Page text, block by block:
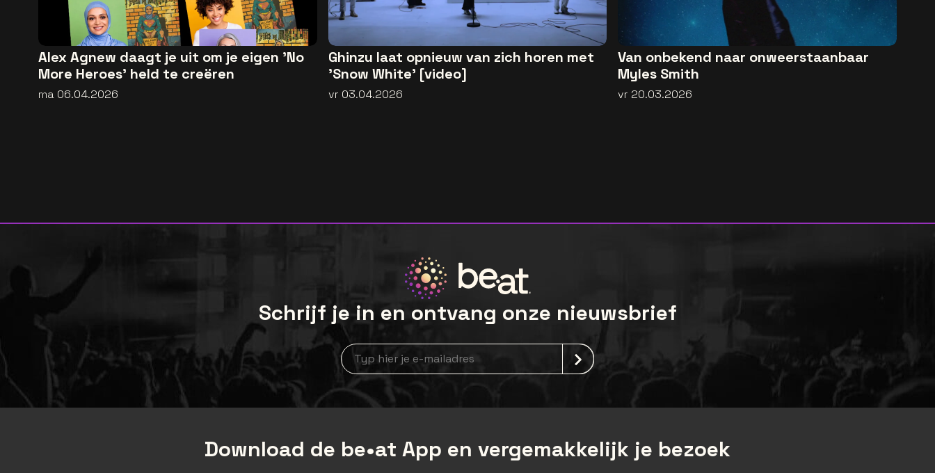
Alex Agnew daagt je uit om je eigen 'No
More Heroes' held te creëren
ma 06.04.2026
Ghinzu laat opnieuw van zich horen met
'Snow White' [video]
vr 03.04.2026
Van onbekend naar onweerstaanbaar
Myles Smith
vr 20.03.2026
Schrijf je in en ontvang onze nieuwsbrief
newsLetterLabel
Download de be•at App en vergemakkelijk je bezoek